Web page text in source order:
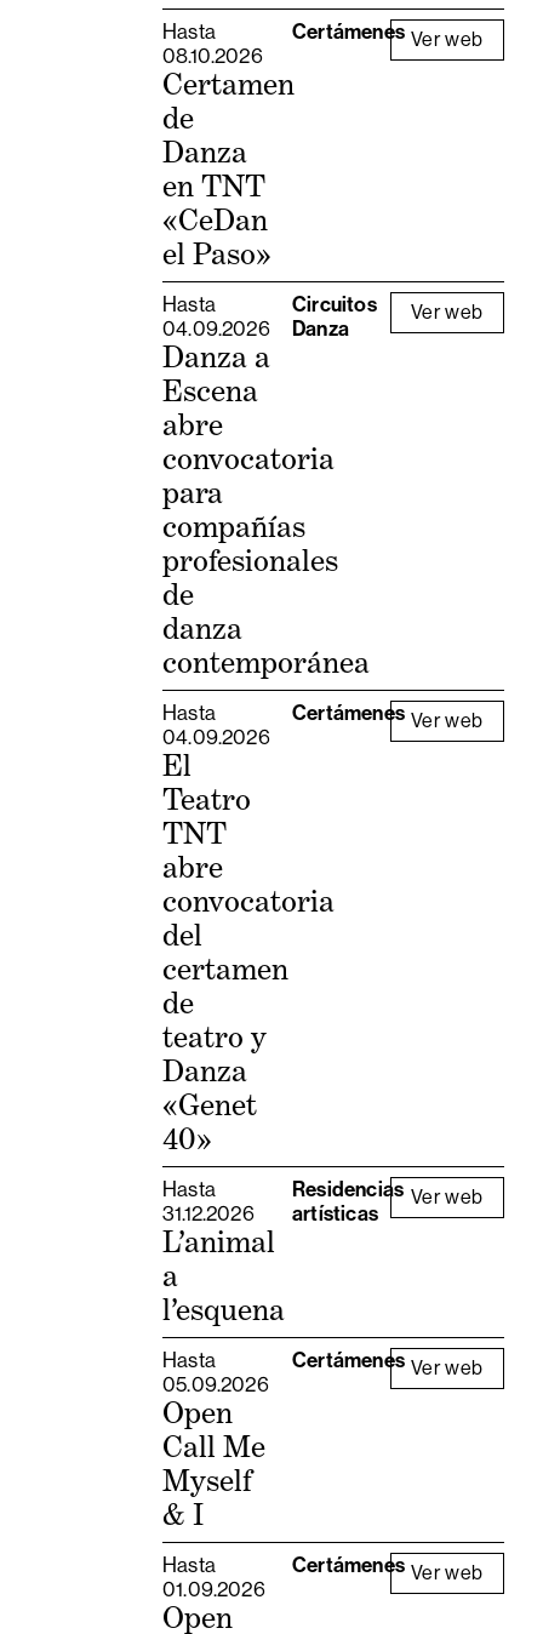
Hasta
08.10.2026
Certámenes
Certamen
de
Danza
en TNT
«CeDan
el Paso»
Ver web
Hasta
04.09.2026
Circuitos
Danza
Danza a
Escena
abre
convocatoria
para
compañías
profesionales
de
danza
contemporánea
Ver web
Hasta
04.09.2026
Certámenes
El
Teatro
TNT
abre
convocatoria
del
certamen
de
teatro y
Danza
«Genet
40»
Ver web
Hasta
31.12.2026
Residencias
artísticas
L’animal
a
l’esquena
Ver web
Hasta
05.09.2026
Certámenes
Open
Call Me
Myself
& I
Ver web
Hasta
01.09.2026
Certámenes
Open
Ver web